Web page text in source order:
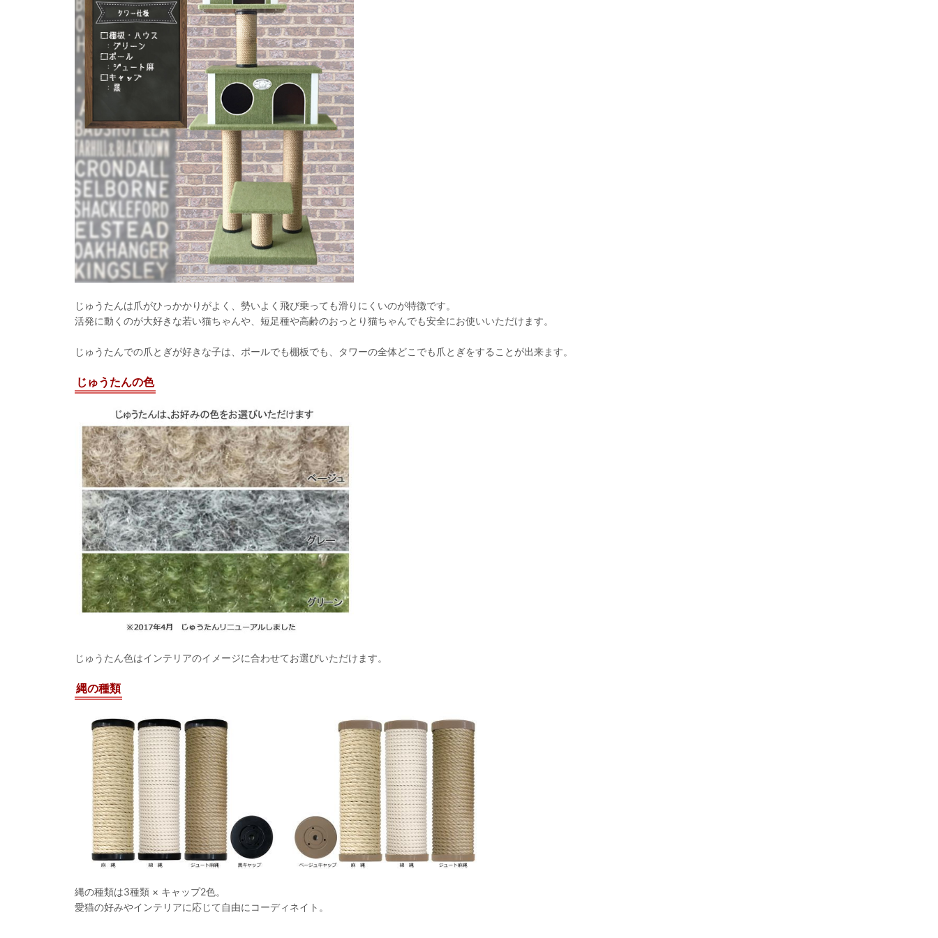
じゅうたんは爪がひっかかりがよく、勢いよく飛び乗っても滑りにくいのが特徴です。
活発に動くのが大好きな若い猫ちゃんや、短足種や高齢のおっとり猫ちゃんでも安全にお使いいただけます。
じゅうたんでの爪とぎが好きな子は、ポールでも棚板でも、タワーの全体どこでも爪とぎをすることが出来ます。
じゅうたんの色
じゅうたん色はインテリアのイメージに合わせてお選びいただけます。
縄の種類
縄の種類は3種類 × キャップ2色。
愛猫の好みやインテリアに応じて自由にコーディネイト。